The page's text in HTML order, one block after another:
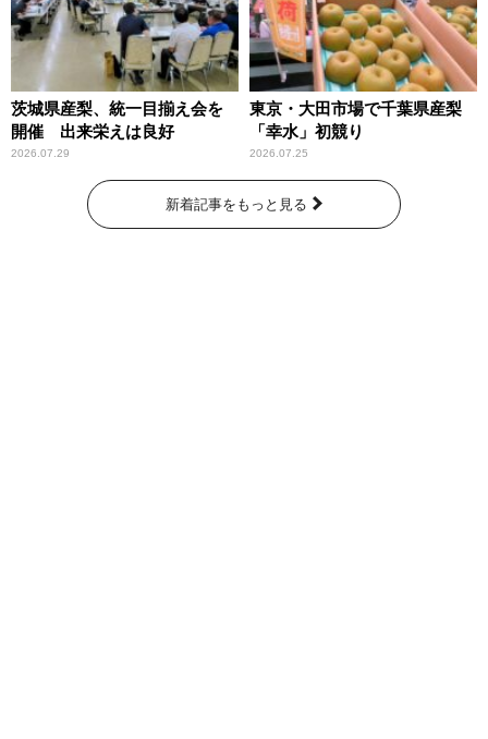
茨城県産梨、統一目揃え会を
開催 出来栄えは良好
2026.07.29
東京・大田市場で千葉県産梨
「幸水」初競り
2026.07.25
新着記事をもっと見る